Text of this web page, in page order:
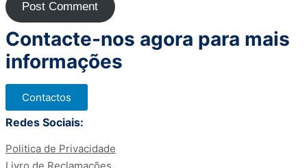
Contacte-nos agora para mais
informações
Contactos
Redes Sociais:
Politica de Privacidade